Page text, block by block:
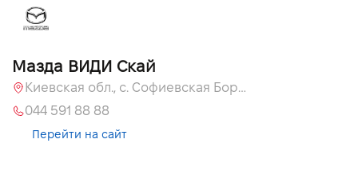
Мазда ВИДИ Скай
Киевская обл., с. Софиевская Борщаговка, ул. Большая Кольцевая, 60 А
044 591 88 88
Перейти на сайт